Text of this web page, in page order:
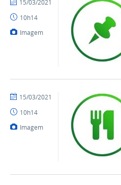
15/03/2021
10h14
Imagem
por
publicado
15/03/2021
10h14
Imagem